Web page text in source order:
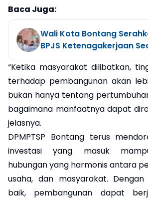
Baca Juga:
Wali Kota Bontang
BPJS Ketenagakerjaan
“Ketika masyarakat dilibatkan,
terhadap pembangunan akan
bukan hanya tentang
bagaimana manfaatnya dapat
jelasnya.
DPMPTSP Bontang terus
investasi yang masuk
hubungan yang harmonis antara
usaha, dan masyarakat.
baik, pembangunan dapat